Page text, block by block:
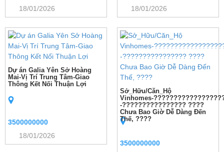
18/01/2026
18/01/2026
Dự án Galia Yên Sở Hoàng
Mai-Vị Trí Trung Tâm-Giao
Thông Kết Nối Thuận Lợi
3500000000
18/01/2026
Sở_Hữu/Căn_Hộ
Vinhomes-
-???????????????? ????
Chưa Bao Giờ Dễ Dàng Đến
Thế, ????
3500000000